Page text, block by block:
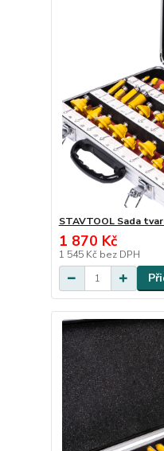
STAVTOOL Sada
1 870 Kč
1 545 Kč bez DPH